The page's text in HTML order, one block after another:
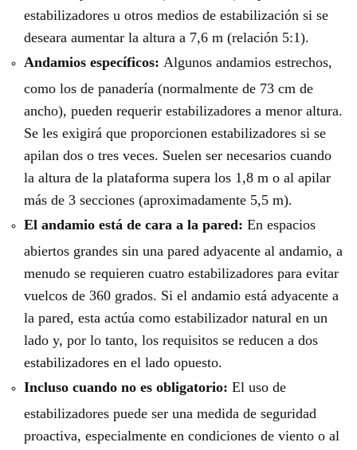
estabilizadores u otros medios de estabilización si se
deseara aumentar la altura a 7,6 m (relación 5:1).
Andamios específicos: Algunos andamios estrechos,
como los de panadería (normalmente de 73 cm de
ancho), pueden requerir estabilizadores a menor altura.
Se les exigirá que proporcionen estabilizadores si se
apilan dos o tres veces. Suelen ser necesarios cuando
la altura de la plataforma supera los 1,8 m o al apilar
más de 3 secciones (aproximadamente 5,5 m).
El andamio está de cara a la pared: En espacios
abiertos grandes sin una pared adyacente al andamio, a
menudo se requieren cuatro estabilizadores para evitar
vuelcos de 360 ​​grados. Si el andamio está adyacente a
la pared, esta actúa como estabilizador natural en un
lado y, por lo tanto, los requisitos se reducen a dos
estabilizadores en el lado opuesto.
Incluso cuando no es obligatorio: El uso de
estabilizadores puede ser una medida de seguridad
proactiva, especialmente en condiciones de viento o al